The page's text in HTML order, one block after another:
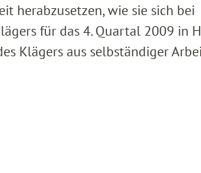
herabzusetzen, wie sie sich bei
für das 4. Quartal 2009 in
Klägers aus selbständiger